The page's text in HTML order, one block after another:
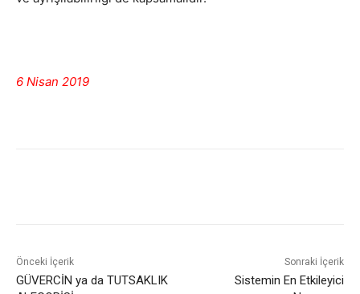
6 Nisan 2019
Önceki İçerik
GÜVERCİN ya da TUTSAKLIK
Sonraki İçerik
Sistemin En Etkileyici